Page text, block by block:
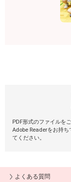
PDF形式のファイルを
Adobe Readerをお持
てください。
よくある質問